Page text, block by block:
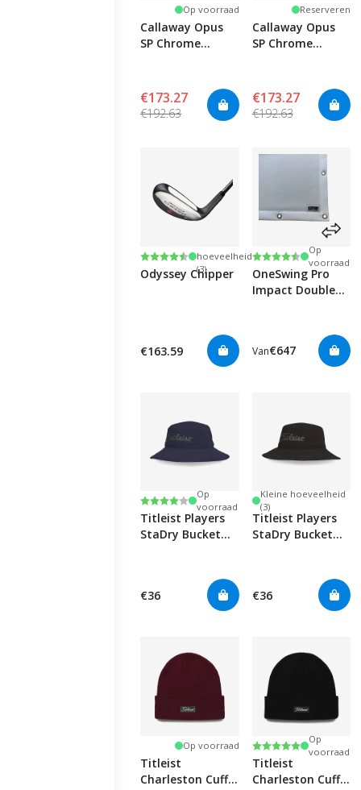
Op voorraad
Callaway Opus
SP Chrome
€173.27
€192.63
Reserveren
Callaway Opus
SP Chrome
€173.27
€192.63
Beoordeling:
4.8 uit 5 sterren
hoeveelheid
(3)
Odyssey Chipper
€163.59
Beoordeling:
4.6 uit 5 sterren
Op
voorraad
OneSwing Pro
Impact Double
Van€647
Beoordeling:
4.0 uit 5 sterren
Op
voorraad
Titleist Players
StaDry Bucket
€36
Kleine hoeveelheid
(3)
Titleist Players
StaDry Bucket
€36
Op voorraad
Titleist
Charleston Cuff
Beoordeling:
5.0 uit 5 sterren
Op
voorraad
Titleist
Charleston Cuff